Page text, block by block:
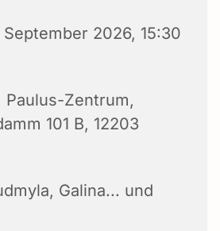
2026, 15:30
Paulus-Zentrum,
101 B, 12203
Galina... und